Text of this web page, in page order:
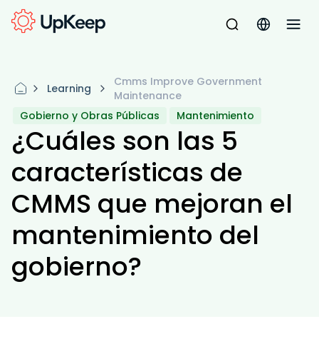
Learning
Cmms Improve Government
Maintenance
Gobierno y Obras Públicas
Mantenimiento
¿Cuáles son las 5
características de
CMMS que mejoran el
mantenimiento del
gobierno?